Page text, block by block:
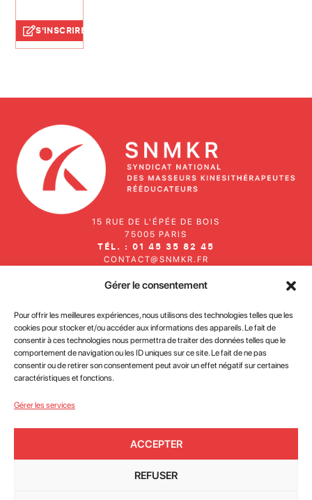
Gérer le consentement
Pour offrir les meilleures expériences, nous utilisons des technologies telles que les
cookies pour stocker et/ou accéder aux informations des appareils. Le fait de
consentir à ces technologies nous permettra de traiter des données telles que le
comportement de navigation ou les ID uniques sur ce site. Le fait de ne pas
consentir ou de retirer son consentement peut avoir un effet négatif sur certaines
caractéristiques et fonctions.
Gérer les services
ACCEPTER
REFUSER
S'INSCRIRE
15 RUE DE L'ÉPÉE DE BOIS
75005 PARIS
TÉL. : 01 45 35 82 45
CONTACT@SNMKR.FR
J'accepte la